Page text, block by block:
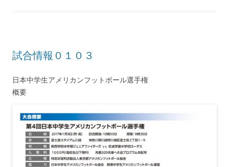
試合情報０１０３
日本中学生アメリカンフットボール選手権
概要